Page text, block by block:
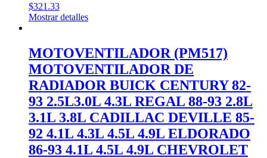
$321.33
Mostrar detalles
MOTOVENTILADOR (PM517)
MOTOVENTILADOR DE
RADIADOR BUICK CENTURY 82-
93 2.5L3.0L 4.3L REGAL 88-93 2.8L
3.1L 3.8L CADILLAC DEVILLE 85-
92 4.1L 4.3L 4.5L 4.9L ELDORADO
86-93 4.1L 4.5L 4.9L CHEVROLET